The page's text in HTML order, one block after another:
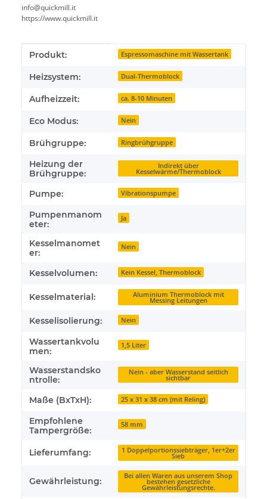
info@quickmill.it
https://www.quickmill.it
Produkteigenschaft
Wert
Produkt: Espressomaschine mit Wassertank
Heizsystem: Dual-Thermoblock
Aufheizzeit: ca. 8-10 Minuten
Eco Modus: Nein
Brühgruppe: Ringbrühgruppe
Heizung der
Brühgruppe:
Indirekt über
Kesselwärme/Thermoblock
Pumpe: Vibrationspumpe
Pumpenmanom
eter:
Ja
Kesselmanomet
er:
Nein
Kesselvolumen: Kein Kessel, Thermoblock
Kesselmaterial: Aluminium Thermoblock mit
Messing Leitungen
Kesselisolierung: Nein
Wassertankvolu
men:
1,5 Liter
Wasserstandsko
ntrolle:
Nein - aber Wasserstand seitlich
sichtbar
Maße (BxTxH): 25 x 31 x 38 cm (mit Reling)
Empfohlene
Tampergröße:
58 mm
Lieferumfang: 1 Doppelportionssiebträger, 1er+2er
Sieb
Gewährleistung:
Bei allen Waren aus unserem Shop
bestehen gesetzliche
Gewährleistungsrechte.